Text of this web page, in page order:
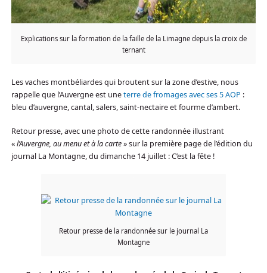
Explications sur la formation de la faille de la Limagne depuis la croix de
ternant
Les vaches montbéliardes qui broutent sur la zone d’estive, nous
rappelle que l’Auvergne est uneterre de fromages avec ses 5 AOP :
bleu d’auvergne, cantal, salers, saint-nectaire et fourme d’ambert.
Retour presse, avec une photo de cette randonnée illustrant
«l’Auvergne, au menu et à la carte» sur la première page de l’édition du
journal La Montagne, du dimanche 14 juillet : C’est la fête !
Retour presse de la randonnée sur le journal La
Montagne